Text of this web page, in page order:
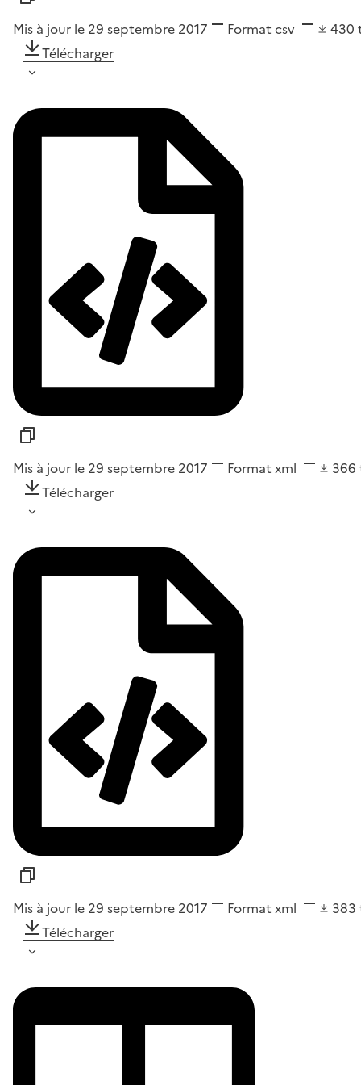
Mis à jour le 29 septembre 2017 Format csv 430
Télécharger
Mis à jour le 29 septembre 2017 Format xml 366
Télécharger
Mis à jour le 29 septembre 2017 Format xml 383
Télécharger